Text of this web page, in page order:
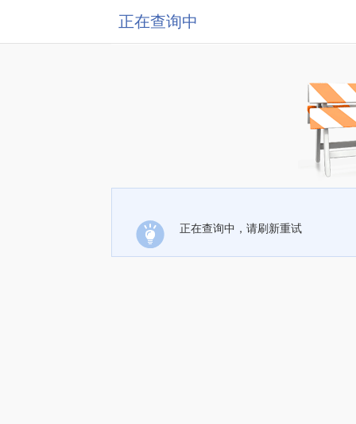
正在查询中
正在查询中，请刷新重试